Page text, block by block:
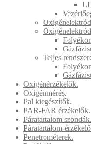
Teljes
Oxigénérzékelők.
Oxigénmérés.
Pal kiegészítők.
PAR-FAR érzékelők.
Páratartalom szondák.
Páratartalom-
Penetrométerek.